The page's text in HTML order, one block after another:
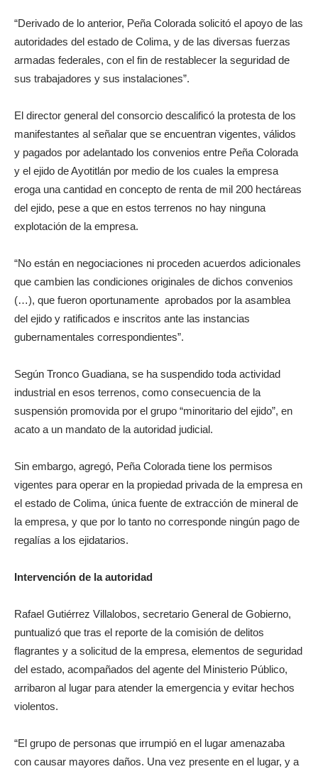
“Derivado de lo anterior, Peña Colorada solicitó el apoyo de las
autoridades del estado de Colima, y de las diversas fuerzas
armadas federales, con el fin de restablecer la seguridad de
sus trabajadores y sus instalaciones”.
El director general del consorcio descalificó la protesta de los
manifestantes al señalar que se encuentran vigentes, válidos
y pagados por adelantado los convenios entre Peña Colorada
y el ejido de Ayotitlán por medio de los cuales la empresa
eroga una cantidad en concepto de renta de mil 200 hectáreas
del ejido, pese a que en estos terrenos no hay ninguna
explotación de la empresa.
“No están en negociaciones ni proceden acuerdos adicionales
que cambien las condiciones originales de dichos convenios
(…), que fueron oportunamente aprobados por la asamblea
del ejido y ratificados e inscritos ante las instancias
gubernamentales correspondientes”.
Según Tronco Guadiana, se ha suspendido toda actividad
industrial en esos terrenos, como consecuencia de la
suspensión promovida por el grupo “minoritario del ejido”, en
acato a un mandato de la autoridad judicial.
Sin embargo, agregó, Peña Colorada tiene los permisos
vigentes para operar en la propiedad privada de la empresa en
el estado de Colima, única fuente de extracción de mineral de
la empresa, y que por lo tanto no corresponde ningún pago de
regalías a los ejidatarios.
Intervención de la autoridad
Rafael Gutiérrez Villalobos, secretario General de Gobierno,
puntualizó que tras el reporte de la comisión de delitos
flagrantes y a solicitud de la empresa, elementos de seguridad
del estado, acompañados del agente del Ministerio Público,
arribaron al lugar para atender la emergencia y evitar hechos
violentos.
“El grupo de personas que irrumpió en el lugar amenazaba
con causar mayores daños. Una vez presente en el lugar, y a